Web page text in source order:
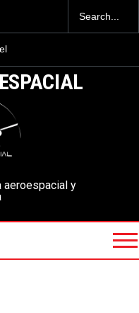
de
del
Marines de EE. UU.
aspecto oxidado
aeroespacial y